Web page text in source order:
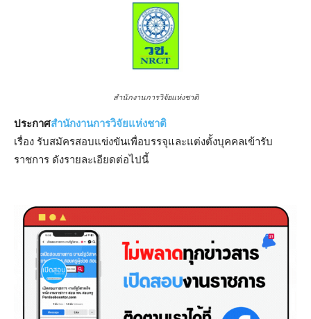
สำนักงานการวิจัยแห่งชาติ
ประกาศสำนักงานการวิจัยแห่งชาติ
เรื่อง รับสมัครสอบแข่งขันเพื่อบรรจุและแต่งตั้งบุคคลเข้ารับ
ราชการ ดังรายละเอียดต่อไปนี้